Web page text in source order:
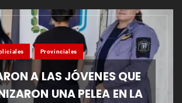
Provinciales
A LAS JÓVENES QUE
UNA PELEA EN LA